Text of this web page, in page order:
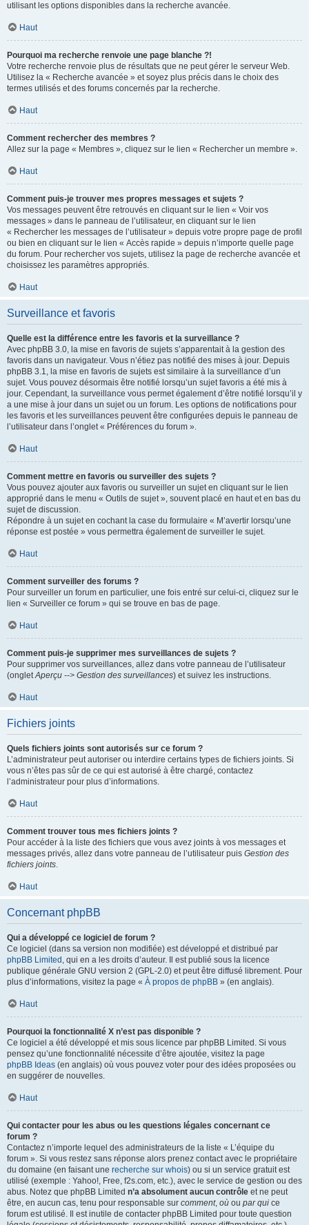
utilisant les options disponibles dans la recherche avancée.
Haut
Pourquoi ma recherche renvoie une page blanche ?!
Votre recherche renvoie plus de résultats que ne peut gérer le serveur Web.
Utilisez la « Recherche avancée » et soyez plus précis dans le choix des
termes utilisés et des forums concernés par la recherche.
Haut
Comment rechercher des membres ?
Allez sur la page « Membres », cliquez sur le lien « Rechercher un membre ».
Haut
Comment puis-je trouver mes propres messages et sujets ?
Vos messages peuvent être retrouvés en cliquant sur le lien « Voir vos
messages » dans le panneau de l’utilisateur, en cliquant sur le lien
« Rechercher les messages de l’utilisateur » depuis votre propre page de profil
ou bien en cliquant sur le lien « Accès rapide » depuis n’importe quelle page
du forum. Pour rechercher vos sujets, utilisez la page de recherche avancée et
choisissez les paramètres appropriés.
Haut
Surveillance et favoris
Quelle est la différence entre les favoris et la surveillance ?
Avec phpBB 3.0, la mise en favoris de sujets s’apparentait à la gestion des
favoris dans un navigateur. Vous n’étiez pas notifié des mises à jour. Depuis
phpBB 3.1, la mise en favoris de sujets est similaire à la surveillance d’un
sujet. Vous pouvez désormais être notifié lorsqu’un sujet favoris a été mis à
jour. Cependant, la surveillance vous permet également d’être notifié lorsqu’il y
a une mise à jour dans un sujet ou un forum. Les options de notifications pour
les favoris et les surveillances peuvent être configurées depuis le panneau de
l’utilisateur dans l’onglet « Préférences du forum ».
Haut
Comment mettre en favoris ou surveiller des sujets ?
Vous pouvez ajouter aux favoris ou surveiller un sujet en cliquant sur le lien
approprié dans le menu « Outils de sujet », souvent placé en haut et en bas du
sujet de discussion.
Répondre à un sujet en cochant la case du formulaire « M’avertir lorsqu’une
réponse est postée » vous permettra également de surveiller le sujet.
Haut
Comment surveiller des forums ?
Pour surveiller un forum en particulier, une fois entré sur celui-ci, cliquez sur le
lien « Surveiller ce forum » qui se trouve en bas de page.
Haut
Comment puis-je supprimer mes surveillances de sujets ?
Pour supprimer vos surveillances, allez dans votre panneau de l’utilisateur
(ongletAperçu --> Gestion des surveillances) et suivez les instructions.
Haut
Fichiers joints
Quels fichiers joints sont autorisés sur ce forum ?
L’administrateur peut autoriser ou interdire certains types de fichiers joints. Si
vous n’êtes pas sûr de ce qui est autorisé à être chargé, contactez
l’administrateur pour plus d’informations.
Haut
Comment trouver tous mes fichiers joints ?
Pour accéder à la liste des fichiers que vous avez joints à vos messages et
messages privés, allez dans votre panneau de l’utilisateur puis Gestion des
fichiers joints.
Haut
Concernant phpBB
Qui a développé ce logiciel de forum ?
Ce logiciel (dans sa version non modifiée) est développé et distribué par
phpBB Limited , qui en a les droits d’auteur. Il est publié sous la licence
publique générale GNU version 2 (GPL-2.0) et peut être diffusé librement. Pour
plus d’informations, visitez la page « À propos de phpBB » (en anglais).
Haut
Pourquoi la fonctionnalité X n’est pas disponible ?
Ce logiciel a été développé et mis sous licence par phpBB Limited. Si vous
pensez qu’une fonctionnalité nécessite d’être ajoutée, visitez la page
phpBB Ideas (en anglais) où vous pouvez voter pour des idées proposées ou
en suggérer de nouvelles.
Haut
Qui contacter pour les abus ou les questions légales concernant ce
forum ?
Contactez n’importe lequel des administrateurs de la liste « L’équipe du
forum ». Si vous restez sans réponse alors prenez contact avec le propriétaire
du domaine (en faisant une recherche sur whois) ou si un service gratuit est
utilisé (exemple : Yahoo!, Free, f2s.com, etc.), avec le service de gestion ou des
abus. Notez que phpBB Limited n’a absolument aucun contrôle et ne peut
être, en aucun cas, tenu pour responsable sur comment, où ou par qui ce
forum est utilisé. Il est inutile de contacter phpBB Limited pour toute question